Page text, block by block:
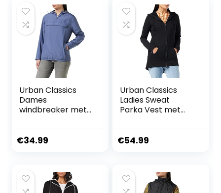
Urban Classics
Dames
windbreaker met
over jack
maten XS – 5XL,
Vintage blauw, XL
€34.99
Urban Classics
Ladies Sweat
Parka Vest met
€54.99